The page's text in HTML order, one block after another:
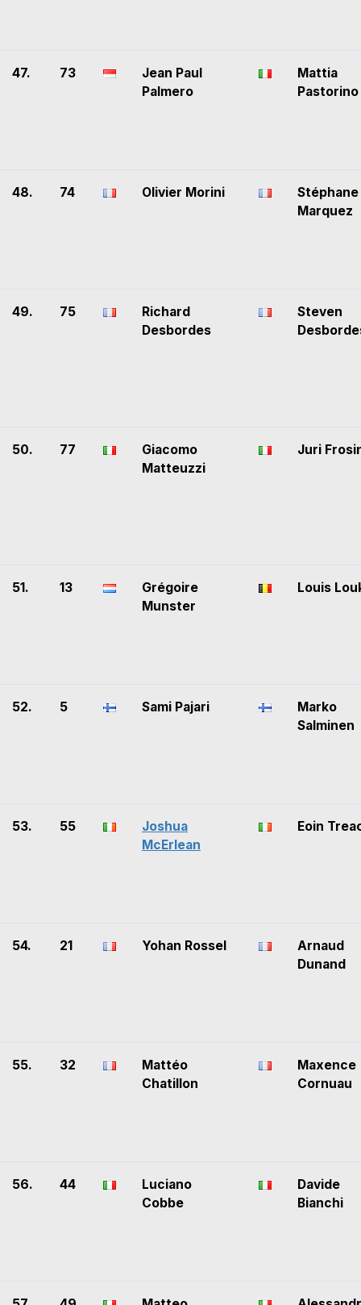
47. 73
Jean Paul
Palmero
Mattia
Pastorino
48. 74 Olivier Morini
Stéphane
Marquez
49. 75
Richard
Desbordes
Steven
50. 77
Giacomo
Matteuzzi
Juri
51. 13
Grégoire
Munster
Louis
52. 5 Sami Pajari
Marko
Salminen
53. 55
Joshua
McErlean
Eoin
54. 21 Yohan Rossel
Arnaud
Dunand
55. 32
Mattéo
Chatillon
Maxence
Cornuau
56. 44
Luciano
Cobbe
Davide
Bianchi